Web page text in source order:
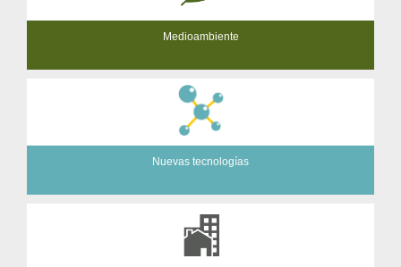
Medioambiente
Nuevas tecnologías